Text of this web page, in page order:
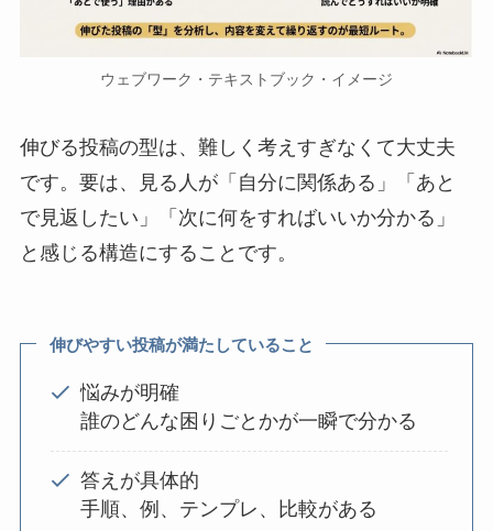
ウェブワーク・テキストブック・イメージ
伸びる投稿の型は、難しく考えすぎなくて大丈夫
です。要は、見る人が「自分に関係ある」「あと
で見返したい」「次に何をすればいいか分かる」
と感じる構造にすることです。
伸びやすい投稿が満たしていること
悩みが明確
誰のどんな困りごとかが一瞬で分かる
答えが具体的
手順、例、テンプレ、比較がある